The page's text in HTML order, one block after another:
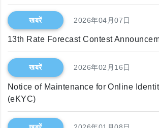
खबरें 2026年04月07日
13th Rate Forecast Contest
खबरें 2026年02月16日
Notice of Maintenance for Online
(eKYC)